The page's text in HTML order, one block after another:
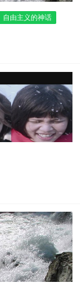
自由主义的神话